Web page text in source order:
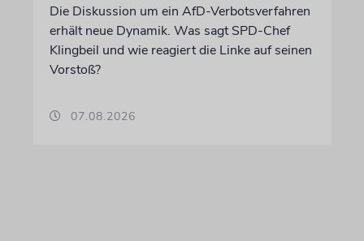
Die Diskussion um ein AfD-Verbotsverfahren
erhält neue Dynamik. Was sagt SPD-Chef
Klingbeil und wie reagiert die Linke auf seinen
Vorstoß?
07.08.2026